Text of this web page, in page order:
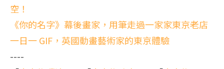
空！
《你的名字》幕後畫家，用筆走過一家家東京老店
一日一 GIF，英國動畫藝術家的東京體驗
----